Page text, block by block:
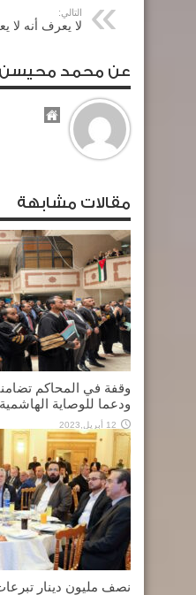
التالي:
لا يعرف أنه لا
عن محمد محيسن
مقالات مشابهة
وقفة في المحاكم
ودعما للوصاية الهاشمية
12 أبريل,2023
نصف مليون دينار